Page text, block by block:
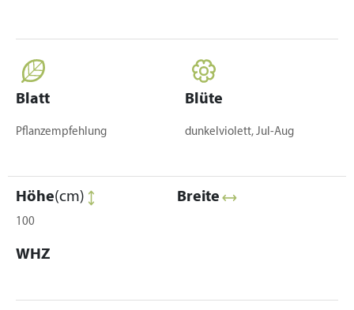
Blatt
Pflanzempfehlung
Blüte
dunkelviolett, Jul-Aug
Höhe(cm)
100
Breite
WHZ